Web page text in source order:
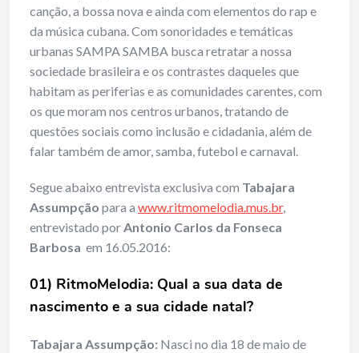
canção, a bossa nova e ainda com elementos do rap e
da música cubana. Com sonoridades e temáticas
urbanas SAMPA SAMBA busca retratar a nossa
sociedade brasileira e os contrastes daqueles que
habitam as periferias e as comunidades carentes, com
os que moram nos centros urbanos, tratando de
questões sociais como inclusão e cidadania, além de
falar também de amor, samba, futebol e carnaval.
Segue abaixo entrevista exclusiva com Tabajara
Assumpção para a www.ritmomelodia.mus.br,
entrevistado porAntonio Carlos da Fonseca
Barbosa em 16.05.2016:
01) RitmoMelodia: Qual a sua data de
nascimento e a sua cidade natal?
Tabajara Assumpção: Nasci no dia 18 de maio de